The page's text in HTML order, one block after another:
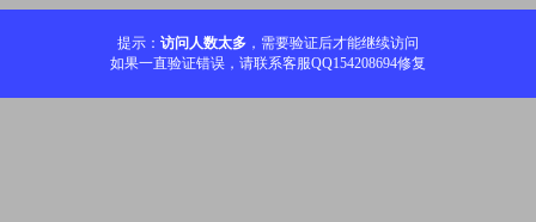
提示： 访问人数太多 ，需要验证后才能继续访问
如果一直验证错误，请联系客服QQ154208694修复